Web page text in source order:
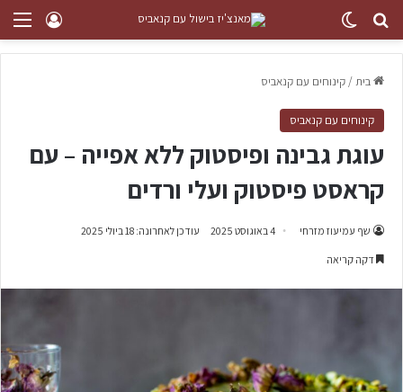
בית/ קינוחים עם קנאביס
קינוחים עם קנאביס
עוגת גבינה ופיסטוק ללא אפייה – עם
קראסט פיסטוק ועלי ורדים
שף עמיעוז מזרחי 4 באוגוסט 2025 עודכן לאחרונה: 18 ביולי 2025
דקה קריאה